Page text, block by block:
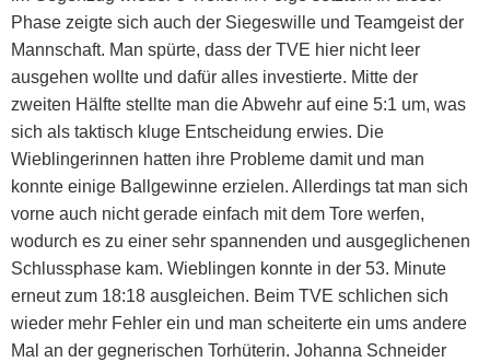
Phase zeigte sich auch der Siegeswille und Teamgeist der
Mannschaft. Man spürte, dass der TVE hier nicht leer
ausgehen wollte und dafür alles investierte. Mitte der
zweiten Hälfte stellte man die Abwehr auf eine 5:1 um, was
sich als taktisch kluge Entscheidung erwies. Die
Wieblingerinnen hatten ihre Probleme damit und man
konnte einige Ballgewinne erzielen. Allerdings tat man sich
vorne auch nicht gerade einfach mit dem Tore werfen,
wodurch es zu einer sehr spannenden und ausgeglichenen
Schlussphase kam. Wieblingen konnte in der 53. Minute
erneut zum 18:18 ausgleichen. Beim TVE schlichen sich
wieder mehr Fehler ein und man scheiterte ein ums andere
Mal an der gegnerischen Torhüterin. Johanna Schneider